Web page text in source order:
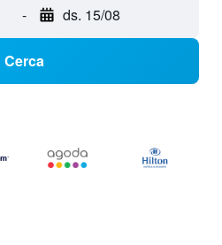
- ds. 15/08
Cerca